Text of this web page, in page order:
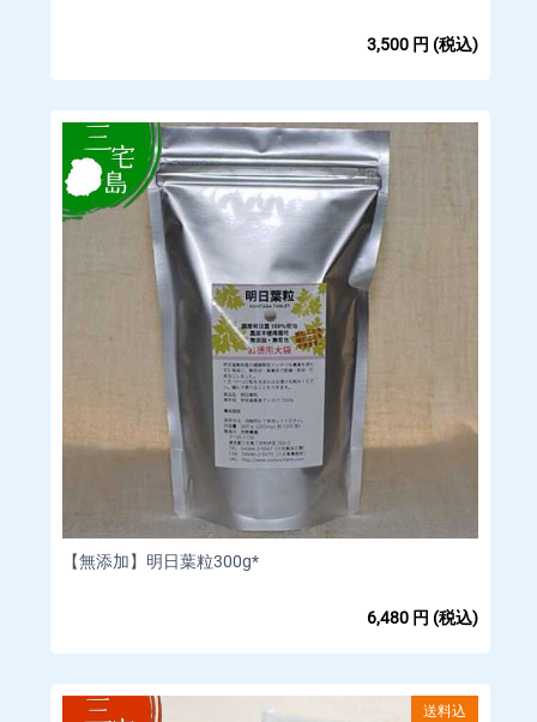
3,500 円 (税込)
【無添加】明日葉粒300g*
6,480 円 (税込)
送料込